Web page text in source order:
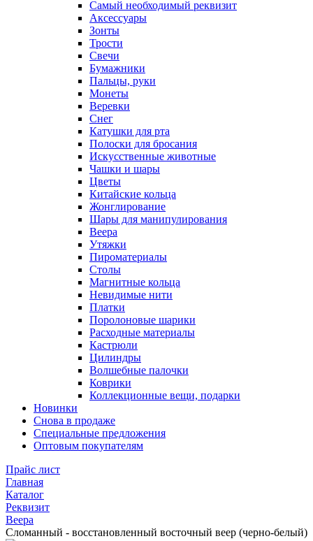
Самый необходимый реквизит
Аксессуары
Зонты
Трости
Свечи
Бумажники
Пальцы, руки
Монеты
Веревки
Снег
Катушки для рта
Полоски для бросания
Искусственные животные
Чашки и шары
Цветы
Китайские кольца
Жонглирование
Шары для манипулирования
Веера
Утяжки
Пироматериалы
Столы
Магнитные кольца
Невидимые нити
Платки
Поролоновые шарики
Расходные материалы
Кастрюли
Цилиндры
Волшебные палочки
Коврики
Коллекционные вещи, подарки
Новинки
Снова в продаже
Специальные предложения
Оптовым покупателям
Прайс лист
Главная
Каталог
Реквизит
Веера
Сломанный - восстановленный восточный веер (черно-белый)